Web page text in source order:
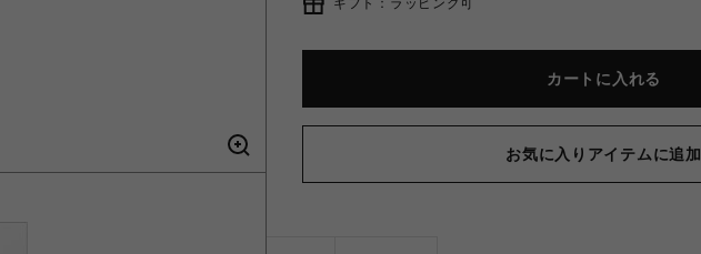
ギフト：ラッピング可
カートに入れる
お気に入りアイテムに追加